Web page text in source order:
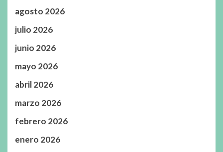
agosto 2026
julio 2026
junio 2026
mayo 2026
abril 2026
marzo 2026
febrero 2026
enero 2026